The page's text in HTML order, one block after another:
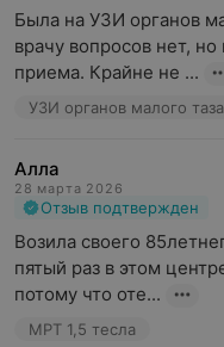
нет
Наличие
теле, например,
Наличие
теле: некоторые
Относительные
Беременность в
Клаустрофобия. В
открытом томографе
Была на УЗИ органов
врачу вопросов нет,
приема. Крайне не ...
УЗИ органов малого таза
Алла
28 марта 2026
Отзыв подтвержден
Возила своего
пятый раз в этом
потому что оте...
МРТ 1,5 тесла